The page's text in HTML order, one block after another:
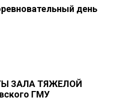
день
ЗАЛА ТЯЖЕЛОЙ
ГМУ